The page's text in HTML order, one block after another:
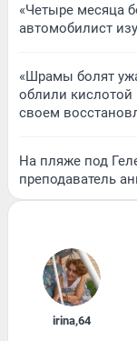
«Четыре месяца
автомобилист
«Шрамы болят
облили кислотой
своем
На пляже под
преподаватель
irina,64